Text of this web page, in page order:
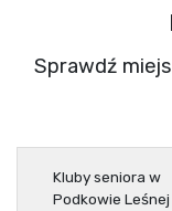
Sprawdź
Kluby seniora w
Podkowie Leśnej